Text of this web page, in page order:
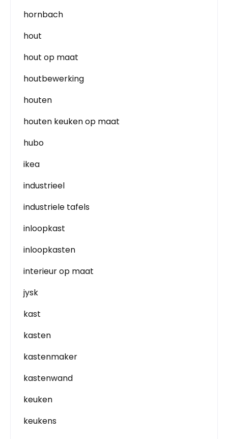
hornbach
hout
hout op maat
houtbewerking
houten
houten keuken op maat
hubo
ikea
industrieel
industriele tafels
inloopkast
inloopkasten
interieur op maat
jysk
kast
kasten
kastenmaker
kastenwand
keuken
keukens